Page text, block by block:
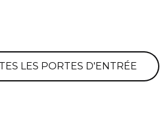
LES PORTES D'ENTRÉE